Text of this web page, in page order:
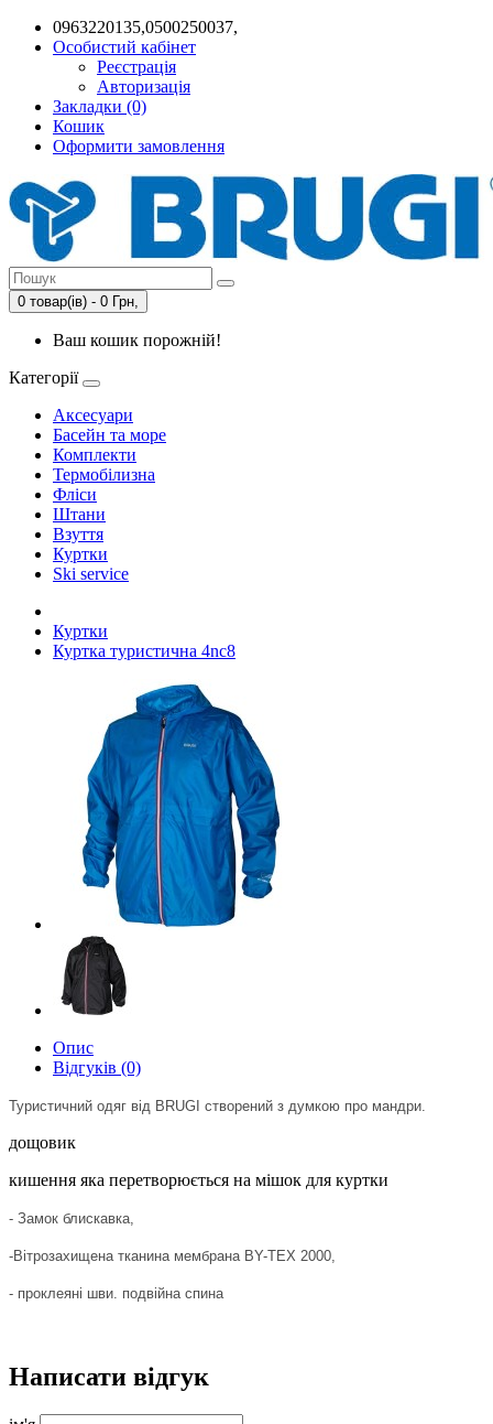
0963220135,0500250037,
Особистий кабінет
Реєстрація
Авторизація
Закладки (0)
Кошик
Оформити замовлення
0 товар(ів) - 0 Грн,
Ваш кошик порожній!
Категорії
Аксесуари
Басейн та море
Комплекти
Термобілизна
Фліси
Штани
Взуття
Куртки
Ski service
Куртки
Куртка туристична 4nc8
Опис
Відгуків (0)
Туристичний одяг від BRUGI створений з думкою про мандри.
дощовик
кишення яка перетворюється на мішок для куртки
- Замок блискавка,
-Вітрозахищена тканина мембрана BY-TEX 2000,
- проклеяні шви. подвійна спина
Написати відгук